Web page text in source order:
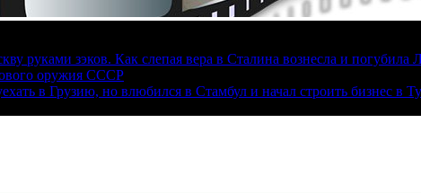
руками зэков. Как слепая вера в Сталина вознесла и погубила
оружия СССР
в Грузию, но влюбился в Стамбул и начал строить бизнес в